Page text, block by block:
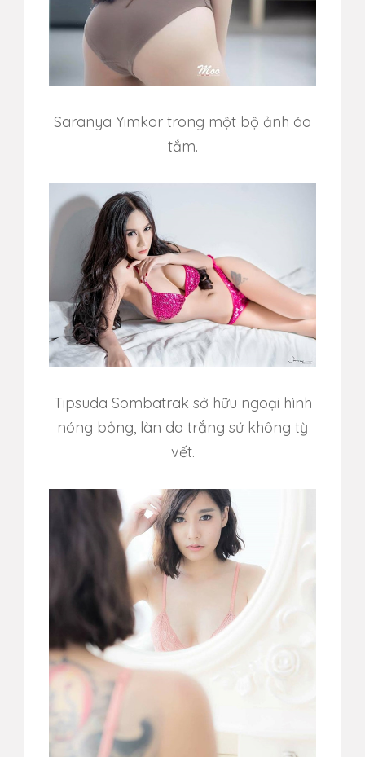
Saranya Yimkor trong một bộ ảnh áo
tắm.
Tipsuda Sombatrak sở hữu ngoại hình
nóng bỏng, làn da trắng sứ không tỳ
vết.